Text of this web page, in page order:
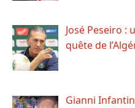
José Peseiro
quête de
Gianni